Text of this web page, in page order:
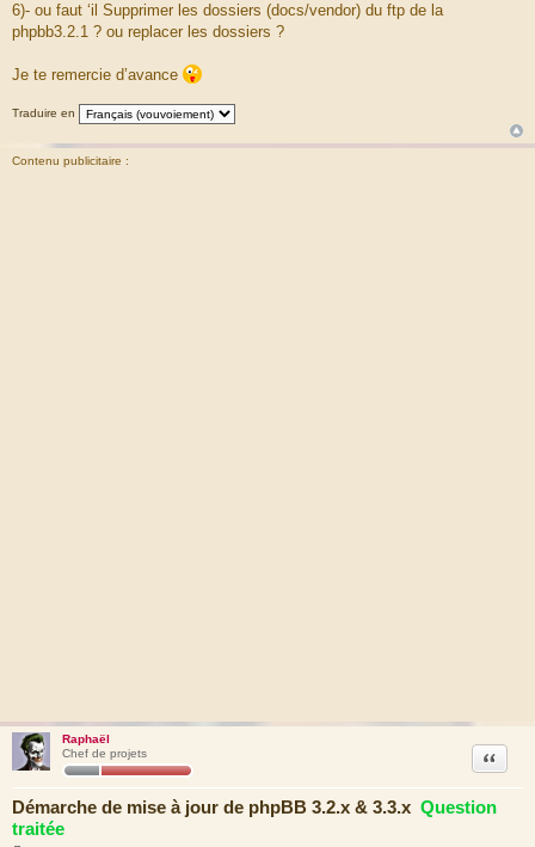
6)- ou faut ‘il Supprimer les dossiers (docs/vendor) du ftp de la
phpbb3.2.1 ? ou replacer les dossiers ?
Je te remercie d’avance
Traduire en
Contenu publicitaire :
Raphaël
Chef de projets
Démarche de mise à jour de phpBB 3.2.x & 3.3.x Question
traitée
Citation